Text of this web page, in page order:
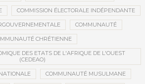
COMMISSION ÉLECTORALE INDÉPENDANTE
COMMUNAUTÉ
CHRÉTIENNE
DES ETATS DE L'AFRIQUE DE L'OUEST
(CEDEAO)
COMMUNAUTÉ MUSULMANE